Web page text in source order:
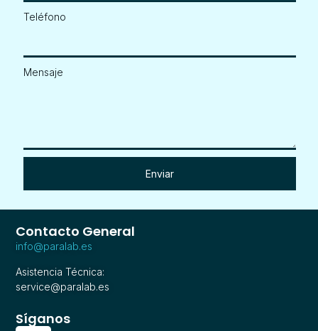
Teléfono
Mensaje
Enviar
Contacto General
info@paralab.es
Asistencia Técnica:
service@paralab.es
Síganos